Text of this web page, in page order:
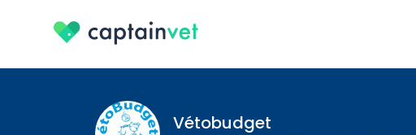
Vétobudget